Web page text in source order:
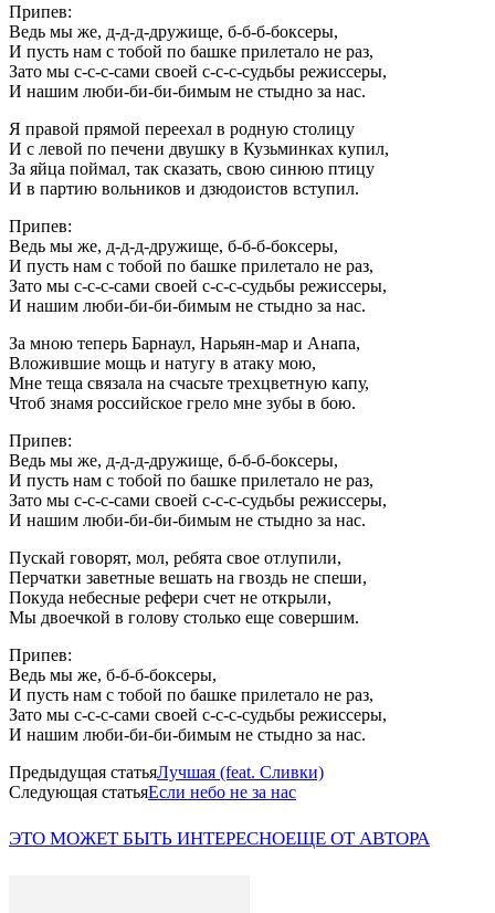
Припев:
Ведь мы же, д-д-д-дружище, б-б-б-боксеры,
И пусть нам с тобой по башке прилетало не раз,
Зато мы с-с-с-сами своей с-с-с-судьбы режиссеры,
И нашим люби-би-би-бимым не стыдно за нас.
Я правой прямой переехал в родную столицу
И с левой по печени двушку в Кузьминках купил,
За яйца поймал, так сказать, свою синюю птицу
И в партию вольников и дзюдоистов вступил.
Припев:
Ведь мы же, д-д-д-дружище, б-б-б-боксеры,
И пусть нам с тобой по башке прилетало не раз,
Зато мы с-с-с-сами своей с-с-с-судьбы режиссеры,
И нашим люби-би-би-бимым не стыдно за нас.
За мною теперь Барнаул, Нарьян-мар и Анапа,
Вложившие мощь и натугу в атаку мою,
Мне теща связала на счасьте трехцветную капу,
Чтоб знамя российское грело мне зубы в бою.
Припев:
Ведь мы же, д-д-д-дружище, б-б-б-боксеры,
И пусть нам с тобой по башке прилетало не раз,
Зато мы с-с-с-сами своей с-с-с-судьбы режиссеры,
И нашим люби-би-би-бимым не стыдно за нас.
Пускай говорят, мол, ребята свое отлупили,
Перчатки заветные вешать на гвоздь не спеши,
Покуда небесные рефери счет не открыли,
Мы двоечкой в голову столько еще совершим.
Припев:
Ведь мы же, б-б-б-боксеры,
И пусть нам с тобой по башке прилетало не раз,
Зато мы с-с-с-сами своей с-с-с-судьбы режиссеры,
И нашим люби-би-би-бимым не стыдно за нас.
Предыдущая статьяЛучшая (feat. Сливки)
Следующая статьяЕсли небо не за нас
ЭТО МОЖЕТ БЫТЬ ИНТЕРЕСНОЕЩЕ ОТ АВТОРА